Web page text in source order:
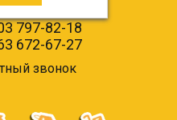
797-82-18
672-67-27
звонок